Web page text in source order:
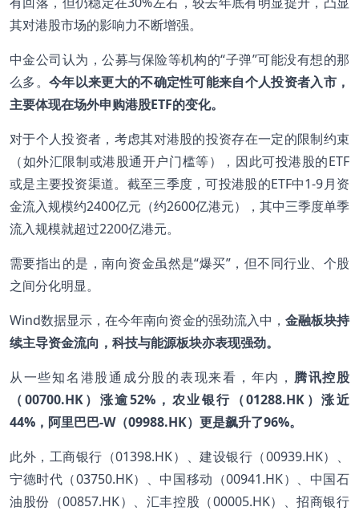
其对港股市场的影响力不断增强。
中金公司认为，公募与保险等机构的“子弹”可能没有想的那
么多。 今年以来更大的不确定性可能来自个人投资者入市，
主要体现在场外申购港股ETF的变化。
对于个人投资者，考虑其对港股的投资存在一定的限制约束
（如外汇限制或港股通开户门槛等），因此可投港股的ETF
或是主要投资渠道。截至三季度，可投港股的ETF中1-9月资
金流入规模约2400亿元（约2600亿港元），其中三季度单季
流入规模就超过2200亿港元。
需要指出的是，南向资金虽然是“爆买”，但不同行业、个股
之间分化明显。
Wind数据显示，在今年南向资金的强劲流入中， 金融板块持
续主导资金流向，科技与能源板块亦表现强劲。
从一些知名港股通成分股的表现来看，年内， 腾讯控股
（00700.HK）涨逾52%，农业银行（01288.HK ）涨近
44% ，阿里巴巴-W（09988.HK）更是飙升了96%。
此外，工商银行（01398.HK）、建设银行（00939.HK）、
宁德时代（03750.HK）、中国移动（00941.HK）、中国石
油股份（00857.HK）、汇丰控股（00005.HK）、招商银行